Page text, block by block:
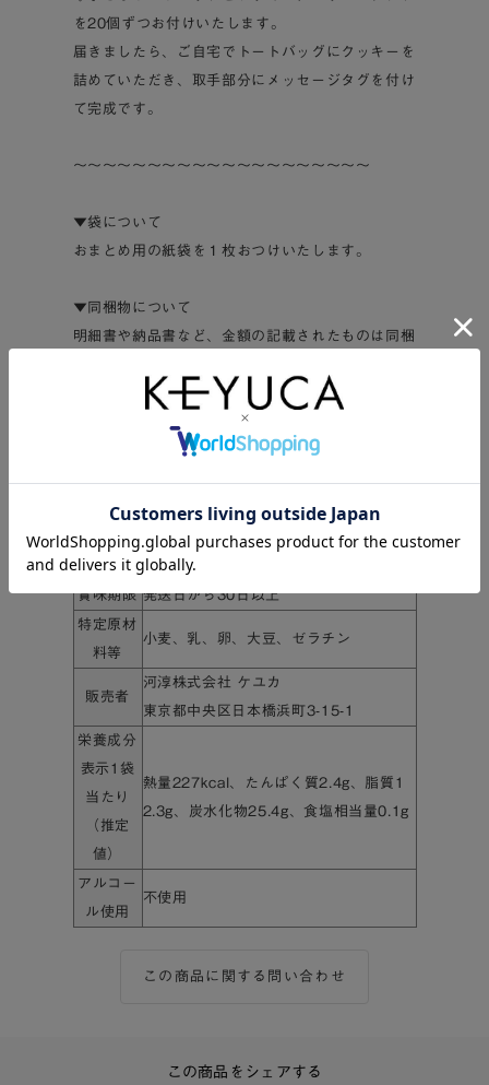
を20個ずつお付けいたします。
届きましたら、ご自宅でトートバッグにクッキーを
詰めていただき、取手部分にメッセージタグを付け
て完成です。
～～～～～～～～～～～～～～～～～～～～
▼袋について
おまとめ用の紙袋を１枚おつけいたします。
▼同梱物について
明細書や納品書など、金額の記載されたものは同梱
ギフトとしてご利用の場合も、安心してご注文くだ
個数 20個
保存方法 直射日光、高温多湿を避けて保存
賞味期限 発送日から30日以上
特定原材
料等
小麦、乳、卵、大豆、ゼラチン
販売者
河淳株式会社 ケユカ
東京都中央区日本橋浜町3-15-1
栄養成分
表示1袋
当たり
（推定
値）
熱量227kcal、たんぱく質2.4g、脂質1
2.3g、炭水化物25.4g、食塩相当量0.1g
アルコー
ル使用
不使用
この商品に関する問い合わせ
この商品をシェアする